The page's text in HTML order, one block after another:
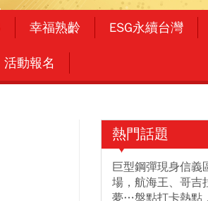
幸福熟齡 ESG永續台灣
活動報名
熱門話題
巨型鋼彈現身信義
場，航海王、哥吉
夢…盤點打卡熱點